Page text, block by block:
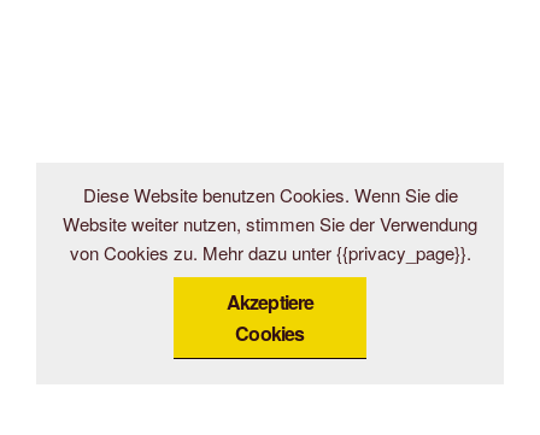
Diese Website benutzen Cookies. Wenn Sie die
Website weiter nutzen, stimmen Sie der Verwendung
von Cookies zu. Mehr dazu unter {{privacy_page}}.
Akzeptiere
Cookies